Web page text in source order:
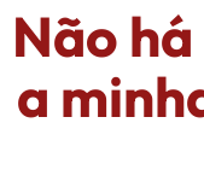
Não
a